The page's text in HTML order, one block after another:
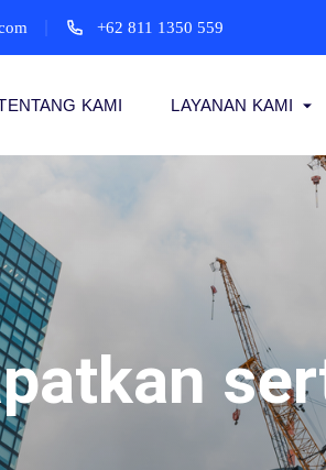
+62 811 1350 559
KAMI LAYANAN KAMI